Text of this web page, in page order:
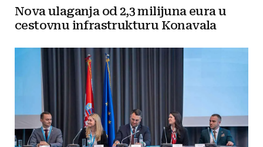
Nova ulaganja od 2,3 milijuna eura u
cestovnu infrastrukturu Konavala